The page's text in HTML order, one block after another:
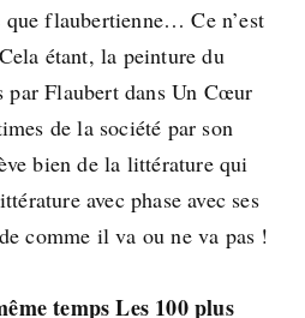
flaubertienne… Ce n’est
étant, la peinture du
par Flaubert dans Un Cœur
de la société par son
bien de la littérature qui
avec phase avec ses
comme il va ou ne va pas !
temps Les 100 plus